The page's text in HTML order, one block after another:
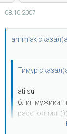
08.10.2007
ammiak
Тимур
ati.su
блин мужики.
расстояния.
- это целый